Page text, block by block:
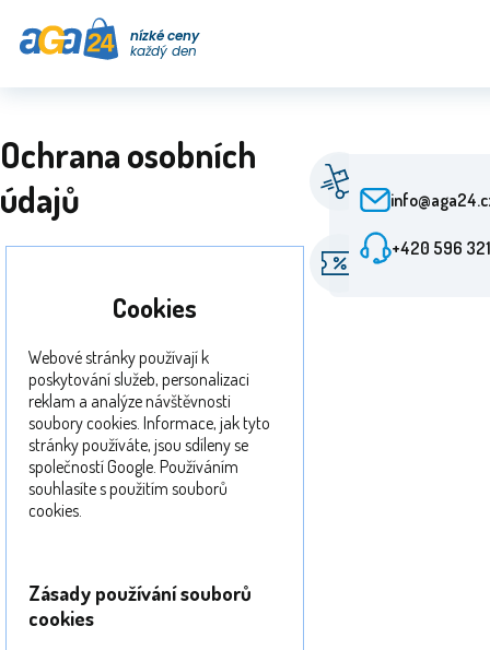
nízké ceny
každý den
Ochrana osobních
údajů
Cookies
Webové stránky používají k
poskytování služeb, personalizaci
reklam a analýze návštěvnosti
soubory cookies. Informace, jak tyto
stránky používáte, jsou sdíleny se
společností Google. Používáním
souhlasíte s použitím souborů
cookies.
Zásady používání souborů
cookies
Od objednání
Akční nabídky
+420 596